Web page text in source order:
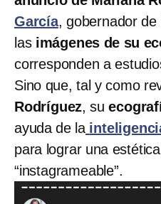
García, gobernador
las imágenes de su
corresponden a
Sino que, tal y como
Rodríguez, su
ayuda de la
para lograr una
“instagrameable”.